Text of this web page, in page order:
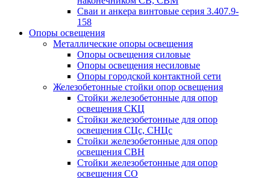
Сваи и анкера винтовые серия 3.407.9-
158
Опоры освещения
Металлические опоры освещения
Опоры освещения силовые
Опоры освещения несиловые
Опоры городской контактной сети
Железобетонные стойки опор освещения
Стойки железобетонные для опор
освещения СКЦ
Стойки железобетонные для опор
освещения СЦс, СНЦс
Стойки железобетонные для опор
освещения СВН
Стойки железобетонные для опор
освещения СО